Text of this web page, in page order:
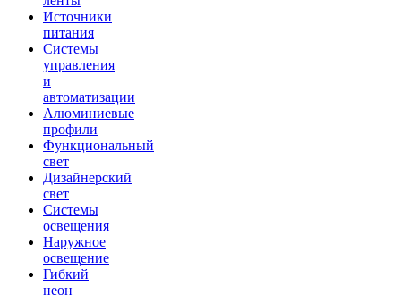
Источники
питания
Системы
управления
и
автоматизации
Алюминиевые
профили
Функциональный
свет
Дизайнерский
свет
Системы
освещения
Наружное
освещение
Гибкий
неон